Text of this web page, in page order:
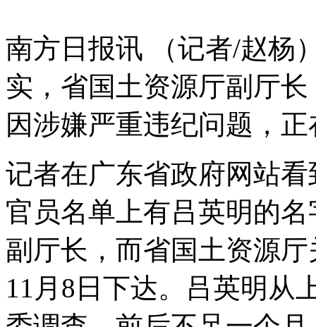
南方日报讯 （记者/赵杨
实，省国土资源厅副厅
因涉嫌严重违纪问题，
记者在广东省政府网站
官员名单上有吕英明的
副厅长，而省国土资源
11月8日下达。吕英明从